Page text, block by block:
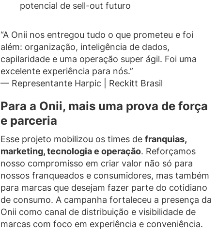
potencial de sell-out futuro
“A Onii nos entregou tudo o que prometeu e foi
além: organização, inteligência de dados,
capilaridade e uma operação super ágil. Foi uma
excelente experiência para nós.”
— Representante Harpic | Reckitt Brasil
Para a Onii, mais uma prova de força
e parceria
Esse projeto mobilizou os times de franquias,
marketing, tecnologia e operação. Reforçamos
nosso compromisso em criar valor não só para
nossos franqueados e consumidores, mas também
para marcas que desejam fazer parte do cotidiano
de consumo. A campanha fortaleceu a presença da
Onii como canal de distribuição e visibilidade de
marcas com foco em experiência e conveniência.